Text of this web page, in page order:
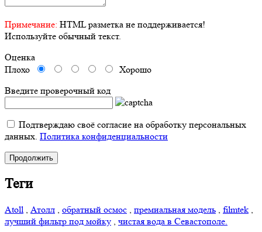
Примечание: HTML разметка не поддерживается!
Используйте обычный текст.
Оценка
Плохо
Хорошо
Введите проверочный код
Подтверждаю своё согласие на обработку персональных
данных. Политика конфиденциальности
Продолжить
Теги
Atoll, Атолл , обратный осмос , премиальная модель , filmtek ,
лучший фильтр под мойку , чистая вода в Севастополе.